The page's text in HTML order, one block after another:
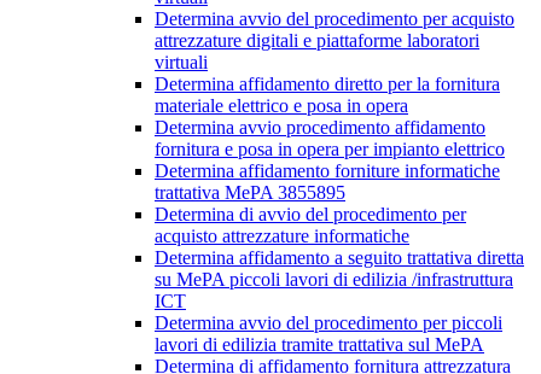
Determina avvio del procedimento per acquisto
attrezzature digitali e piattaforme laboratori
virtuali
Determina affidamento diretto per la fornitura
materiale elettrico e posa in opera
Determina avvio procedimento affidamento
fornitura e posa in opera per impianto elettrico
Determina affidamento forniture informatiche
trattativa MePA 3855895
Determina di avvio del procedimento per
acquisto attrezzature informatiche
Determina affidamento a seguito trattativa diretta
su MePA piccoli lavori di edilizia /infrastruttura
ICT
Determina avvio del procedimento per piccoli
lavori di edilizia tramite trattativa sul MePA
Determina di affidamento fornitura attrezzatura